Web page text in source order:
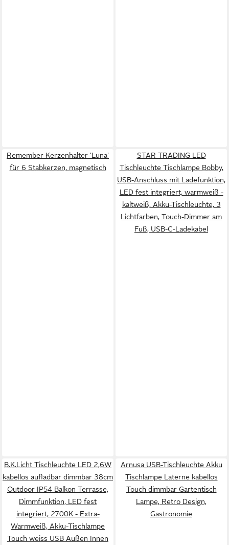
Remember Kerzenhalter 'Luna'
für 6 Stabkerzen, magnetisch
STAR TRADING LED
Tischleuchte Tischlampe Bobby,
USB-Anschluss mit Ladefunktion,
LED fest integriert, warmweiß -
kaltweiß, Akku-Tischleuchte, 3
Lichtfarben, Touch-Dimmer am
Fuß, USB-C-Ladekabel
B.K.Licht Tischleuchte LED 2,6W
kabellos aufladbar dimmbar 38cm
Outdoor IP54 Balkon Terrasse,
Dimmfunktion, LED fest
integriert, 2700K - Extra-
Warmweiß, Akku-Tischlampe
Touch weiss USB Außen Innen
Arnusa USB-Tischleuchte Akku
Tischlampe Laterne kabellos
Touch dimmbar Gartentisch
Lampe, Retro Design,
Gastronomie